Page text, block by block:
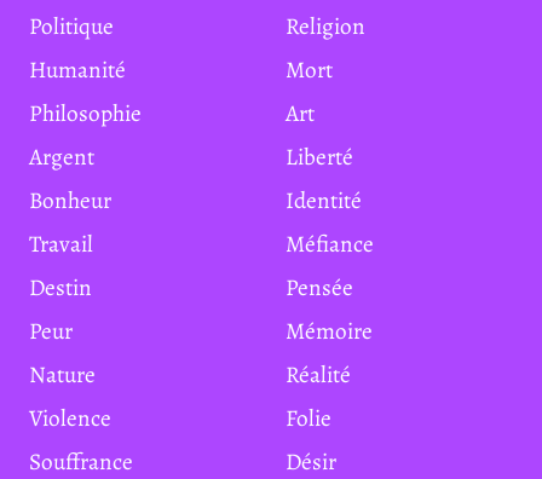
Politique
Religion
Humanité
Mort
Philosophie
Art
Argent
Liberté
Bonheur
Identité
Travail
Méfiance
Destin
Pensée
Peur
Mémoire
Nature
Réalité
Violence
Folie
Souffrance
Désir